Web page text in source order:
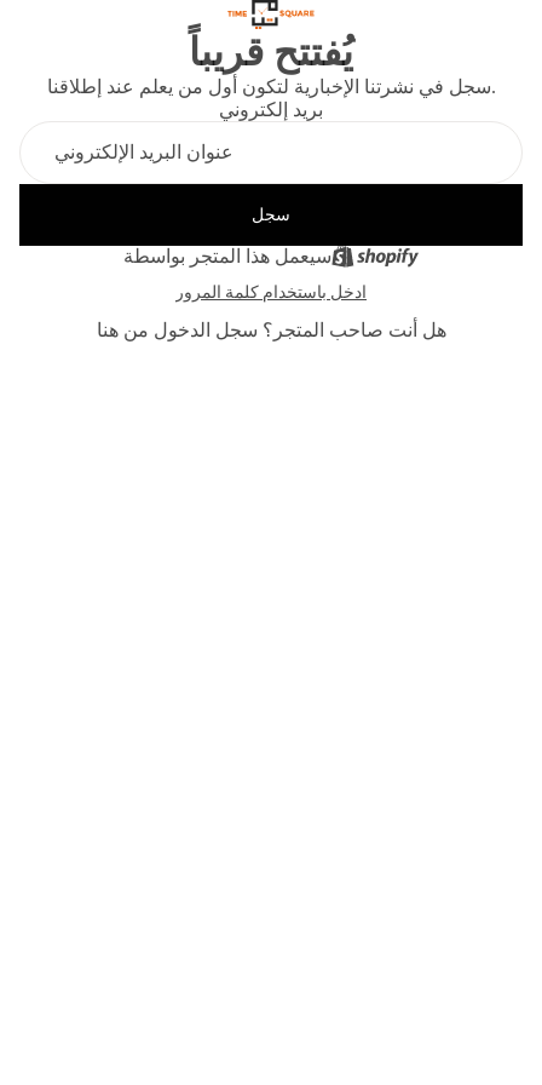
يُفتتح قريباً
سجل في نشرتنا الإخبارية لتكون أول من يعلم عند إطلاقنا.
بريد إلكتروني
سجل
سيعمل هذا المتجر بواسطة
ادخل باستخدام كلمة المرور
هل أنت صاحب المتجر؟ سجل الدخول من هنا